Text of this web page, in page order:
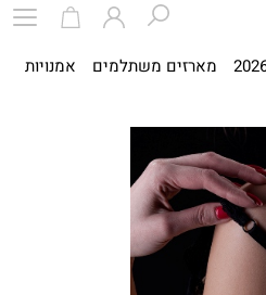
מארזים משתלמים אמנויות